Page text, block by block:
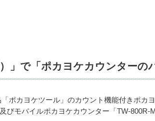
」で「ポカヨケカウンター
ポカヨケツール」のカウント機能付きポカ
びモバイルポカヨケカウンター「TW-800R-